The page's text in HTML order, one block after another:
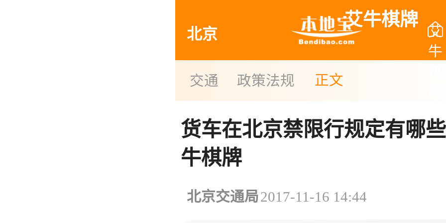
北京
艾
牛
艾牛棋牌
交通 政策法规 正文
货车在北京禁限行规定有哪
牛棋牌
北京交通局2017-11-16 14:44